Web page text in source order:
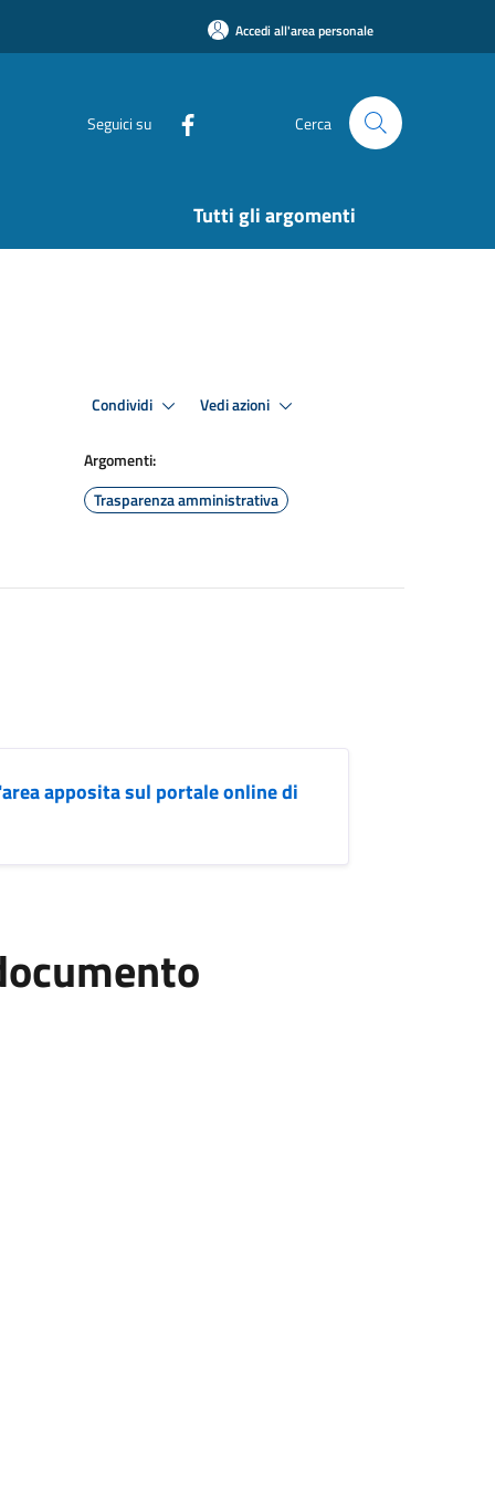
Accedi all'area personale
Seguici su Cerca
Tutti gli argomenti
Condividi Vedi azioni
Argomenti:
Trasparenza amministrativa
apposita sul portale online di